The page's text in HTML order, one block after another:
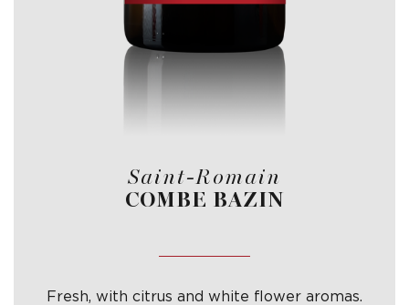
Saint-Romain
COMBE BAZIN
Fresh, with citrus and white flower aromas.